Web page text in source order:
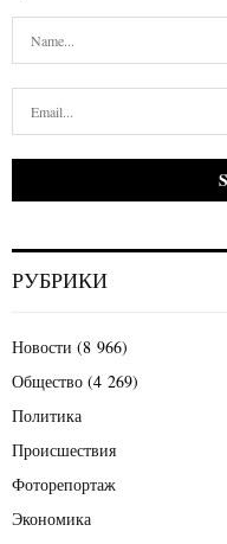
РУБРИКИ
Новости (8 966)
Общество (4 269)
Политика
Происшествия
Фоторепортаж
Экономика